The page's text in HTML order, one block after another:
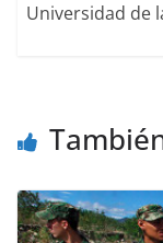
Universidad de